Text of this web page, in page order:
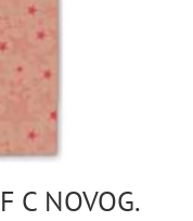
C NOVOG.